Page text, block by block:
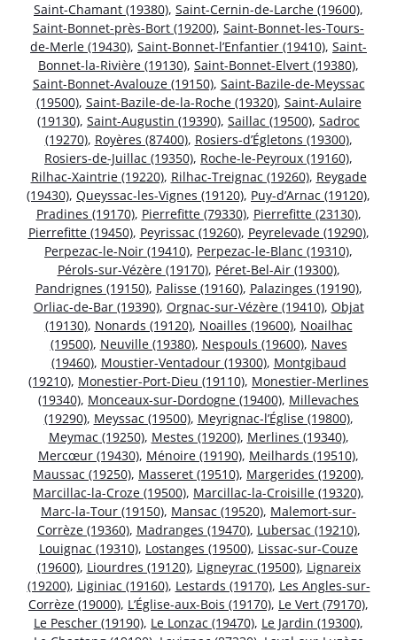
Saint-Chamant (19380), Saint-Cernin-de-Larche (19600),
Saint-Bonnet-près-Bort (19200), Saint-Bonnet-les-Tours-
de-Merle (19430), Saint-Bonnet-l’Enfantier (19410), Saint-
Bonnet-la-Rivière (19130), Saint-Bonnet-Elvert (19380),
Saint-Bonnet-Avalouze (19150), Saint-Bazile-de-Meyssac
(19500), Saint-Bazile-de-la-Roche (19320), Saint-Aulaire
(19130), Saint-Augustin (19390), Saillac (19500), Sadroc
(19270), Royères (87400), Rosiers-d’Égletons (19300),
Rosiers-de-Juillac (19350), Roche-le-Peyroux (19160),
Rilhac-Xaintrie (19220), Rilhac-Treignac (19260), Reygade
(19430), Queyssac-les-Vignes (19120), Puy-d’Arnac (19120),
Pradines (19170), Pierrefitte (79330), Pierrefitte (23130),
Pierrefitte (19450), Peyrissac (19260), Peyrelevade (19290),
Perpezac-le-Noir (19410), Perpezac-le-Blanc (19310),
Pérols-sur-Vézère (19170), Péret-Bel-Air (19300),
Pandrignes (19150), Palisse (19160), Palazinges (19190),
Orliac-de-Bar (19390), Orgnac-sur-Vézère (19410), Objat
(19130), Nonards (19120), Noailles (19600), Noailhac
(19500), Neuville (19380), Nespouls (19600), Naves
(19460), Moustier-Ventadour (19300), Montgibaud
(19210), Monestier-Port-Dieu (19110), Monestier-Merlines
(19340), Monceaux-sur-Dordogne (19400), Millevaches
(19290), Meyssac (19500), Meyrignac-l’Église (19800),
Meymac (19250), Mestes (19200), Merlines (19340),
Mercœur (19430), Ménoire (19190), Meilhards (19510),
Maussac (19250), Masseret (19510), Margerides (19200),
Marcillac-la-Croze (19500), Marcillac-la-Croisille (19320),
Marc-la-Tour (19150), Mansac (19520), Malemort-sur-
Corrèze (19360), Madranges (19470), Lubersac (19210),
Louignac (19310), Lostanges (19500), Lissac-sur-Couze
(19600), Liourdres (19120), Ligneyrac (19500), Lignareix
(19200), Liginiac (19160), Lestards (19170), Les Angles-sur-
Corrèze (19000), L’Église-aux-Bois (19170), Le Vert (79170),
Le Pescher (19190), Le Lonzac (19470), Le Jardin (19300),